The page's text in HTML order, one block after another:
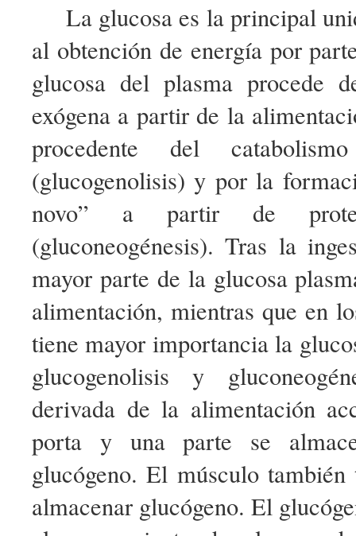
La glucosa es la principal
al obtención de energía por
glucosa del plasma procede
exógena a partir de la
procedente del
(glucogenolisis) y por la
novo” a partir de
(gluconeogénesis). Tras la
mayor parte de la glucosa
alimentación, mientras que en
tiene mayor importancia la
glucogenolisis y
derivada de la alimentación
porta y una parte se
glucógeno. El músculo
almacenar glucógeno. El